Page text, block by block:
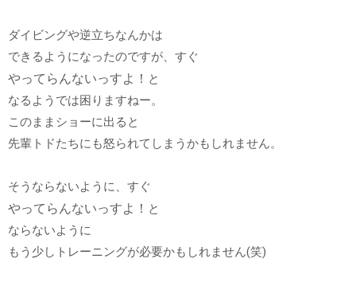
ダイビングや逆立ちなんかは
できるようになったのですが、すぐ
やってらんないっすよ！ と
なるようでは困りますねー。
このままショーに出ると
先輩トドたちにも怒られてしまうかもしれません。
そうならないように、すぐ
やってらんないっすよ！ と
ならないように
もう少しトレーニングが必要かもしれません(笑)